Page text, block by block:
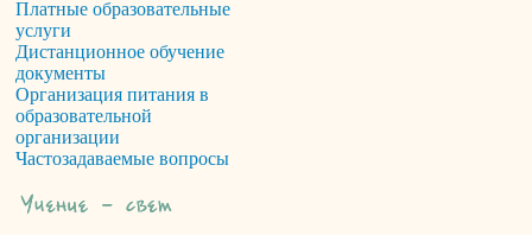
Платные образовательные
услуги
Дистанционное обучение
документы
Организация питания в
образовательной
организации
Частозадаваемые вопросы